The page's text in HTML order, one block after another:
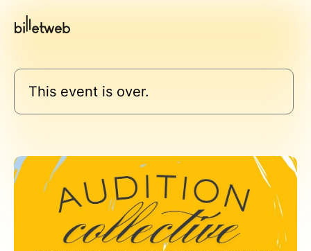
This event is over.